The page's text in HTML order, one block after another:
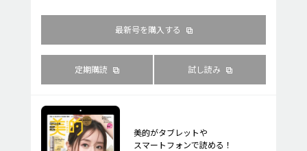
最新号を購入する
定期購読 試し読み
美的がタブレットや
スマートフォンで読める！